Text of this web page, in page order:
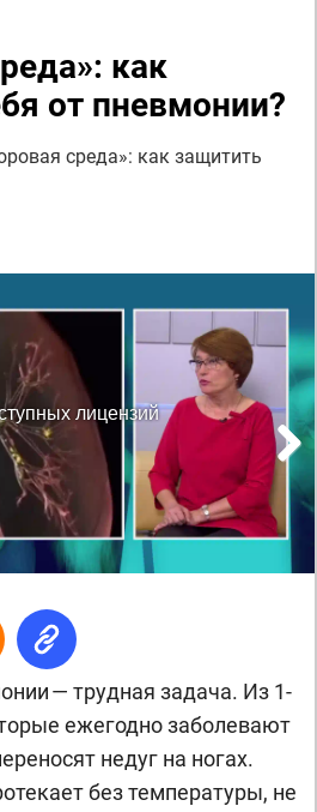
как
от пневмонии?
среда»: как защитить
Next
— трудная задача. Из 1-
ежегодно заболевают
недуг на ногах.
без температуры, не